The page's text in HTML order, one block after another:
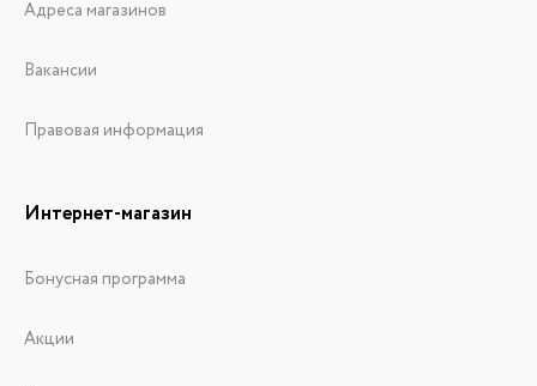
Адреса магазинов
Вакансии
Правовая информация
Интернет-магазин
Бонусная программа
Акции